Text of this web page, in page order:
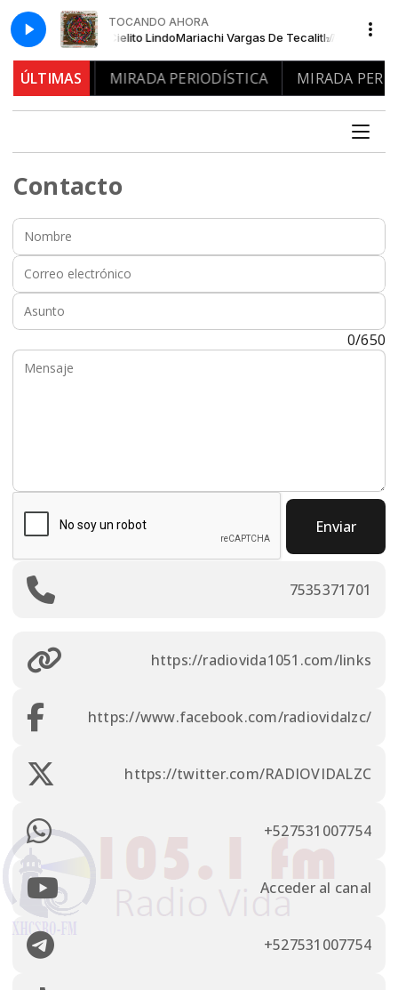
TOCANDO AHORA
De Tecalitlᮠ- Cielito LindoMariachi Vargas De Tecalitlᮠ- Cielito
ÚLTIMAS MIRADA PERIODÍSTICA MIRADA
Contacto
Nombre:
Correo electrónico:
Asunto:
0/650
Enviar
7535371701
https://radiovida1051.com/links
https://www.facebook.com/radiovidalzc/
https://twitter.com/RADIOVIDALZC
+527531007754
Acceder al canal
+527531007754